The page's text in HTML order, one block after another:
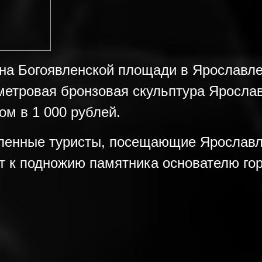
Богоявленской площади в
бронзовая скульптура
в 1 000 рублей.
туристы, посещающие
к подножию памятника основателю